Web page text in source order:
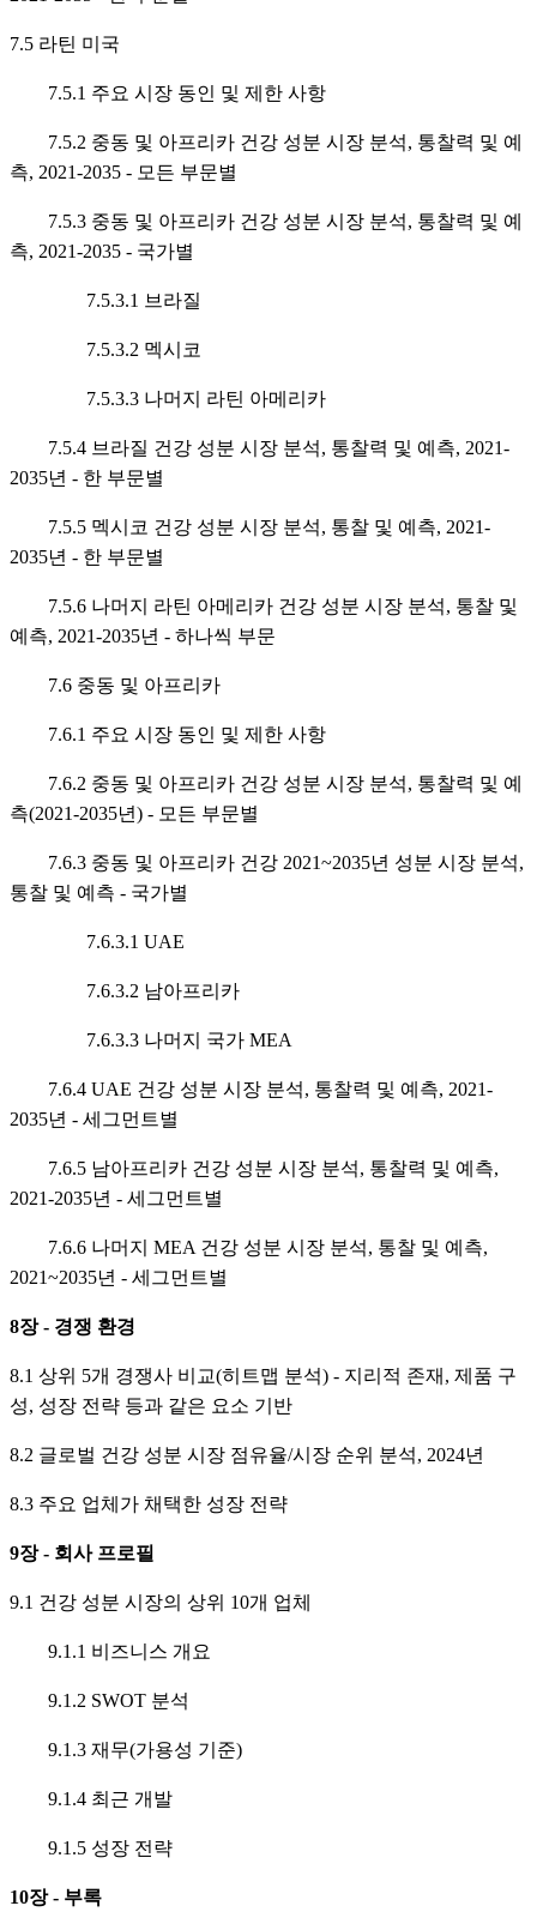
7.5 라틴 미국
7.5.1 주요 시장 동인 및 제한 사항
7.5.2 중동 및 아프리카 건강 성분 시장 분석, 통찰력 및 예
측, 2021-2035 - 모든 부문별
7.5.3 중동 및 아프리카 건강 성분 시장 분석, 통찰력 및 예
측, 2021-2035 - 국가별
7.5.3.1 브라질
7.5.3.2 멕시코
7.5.3.3 나머지 라틴 아메리카
7.5.4 브라질 건강 성분 시장 분석, 통찰력 및 예측, 2021-
2035년 - 한 부문별
7.5.5 멕시코 건강 성분 시장 분석, 통찰 및 예측, 2021-
2035년 - 한 부문별
7.5.6 나머지 라틴 아메리카 건강 성분 시장 분석, 통찰 및
예측, 2021-2035년 - 하나씩 부문
7.6 중동 및 아프리카
7.6.1 주요 시장 동인 및 제한 사항
7.6.2 중동 및 아프리카 건강 성분 시장 분석, 통찰력 및 예
측(2021-2035년) - 모든 부문별
7.6.3 중동 및 아프리카 건강 2021~2035년 성분 시장 분석,
통찰 및 예측 - 국가별
7.6.3.1 UAE
7.6.3.2 남아프리카
7.6.3.3 나머지 국가 MEA
7.6.4 UAE 건강 성분 시장 분석, 통찰력 및 예측, 2021-
2035년 - 세그먼트별
7.6.5 남아프리카 건강 성분 시장 분석, 통찰력 및 예측,
2021-2035년 - 세그먼트별
7.6.6 나머지 MEA 건강 성분 시장 분석, 통찰 및 예측,
2021~2035년 - 세그먼트별
8장 - 경쟁 환경
8.1 상위 5개 경쟁사 비교(히트맵 분석) - 지리적 존재, 제품 구
성, 성장 전략 등과 같은 요소 기반
8.2 글로벌 건강 성분 시장 점유율/시장 순위 분석, 2024년
8.3 주요 업체가 채택한 성장 전략
9장 - 회사 프로필
9.1 건강 성분 시장의 상위 10개 업체
9.1.1 비즈니스 개요
9.1.2 SWOT 분석
9.1.3 재무(가용성 기준)
9.1.4 최근 개발
9.1.5 성장 전략
10장 - 부록